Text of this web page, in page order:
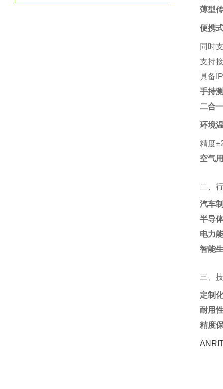
薄型
便携
同时
支持
具备
手持
二合
环境
精度
空气
二、
汽车
半导
电力
智能
三、
定制
耐用性
精度